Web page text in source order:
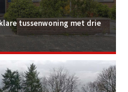
tussenwoning met drie